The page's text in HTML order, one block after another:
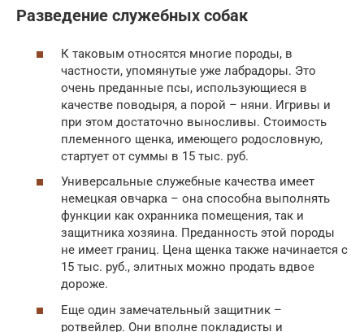
Разведение служебных собак
К таковым относятся многие породы, в
частности, упомянутые уже лабрадоры. Это
очень преданные псы, использующиеся в
качестве поводыря, а порой – няни. Игривы и
при этом достаточно выносливы. Стоимость
племенного щенка, имеющего родословную,
стартует от суммы в 15 тыс. руб.
Универсальные служебные качества имеет
немецкая овчарка – она способна выполнять
функции как охранника помещения, так и
защитника хозяина. Преданность этой породы
не имеет границ. Цена щенка также начинается с
15 тыс. руб., элитных можно продать вдвое
дороже.
Еще один замечательный защитник –
ротвейлер. Они вполне покладисты и